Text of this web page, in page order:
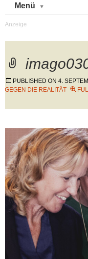
Menü
PUBLISHED ON 4.
GEGEN DIE REALITÄT